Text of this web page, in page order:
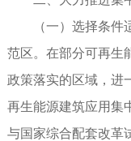
（一）选择条件适
范区。在部分可再生
政策落实的区域，进
再生能源建筑应用集
与国家综合配套改革